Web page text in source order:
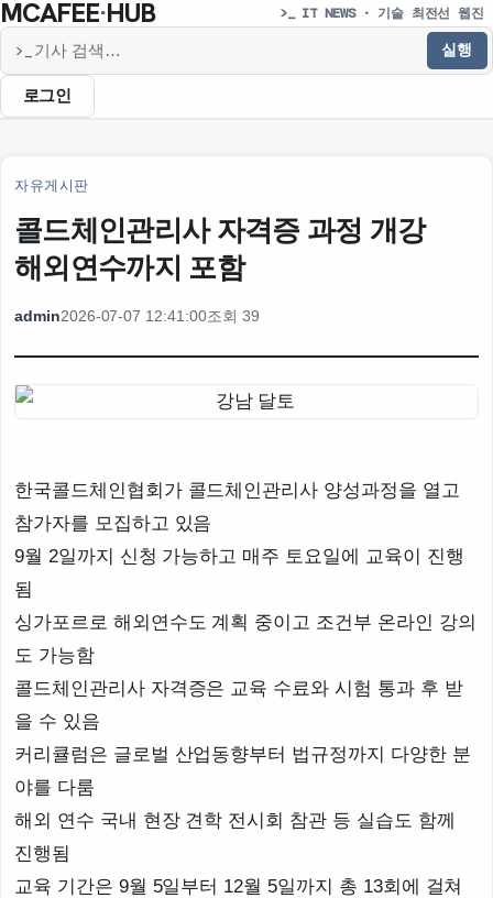
MCAFEE·HUB >_ IT NEWS · 기술 최전선 웹진
>_
기사 검색
실행
로그인
자유게시판
콜드체인관리사 자격증 과정 개강
해외연수까지 포함
admin2026-07-07 12:41:00조회 39
한국콜드체인협회가 콜드체인관리사 양성과정을 열고
참가자를 모집하고 있음
9월 2일까지 신청 가능하고 매주 토요일에 교육이 진행
됨
싱가포르로 해외연수도 계획 중이고 조건부 온라인 강의
도 가능함
콜드체인관리사 자격증은 교육 수료와 시험 통과 후 받
을 수 있음
커리큘럼은 글로벌 산업동향부터 법규정까지 다양한 분
야를 다룸
해외 연수 국내 현장 견학 전시회 참관 등 실습도 함께
진행됨
교육 기간은 9월 5일부터 12월 5일까지 총 13회에 걸쳐